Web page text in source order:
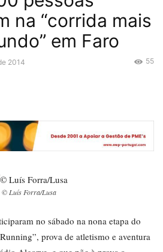
na “corrida mais
em Faro
2014 55
© Luís Forra/Lusa
no sábado na nona etapa do
prova de atletismo e aventura